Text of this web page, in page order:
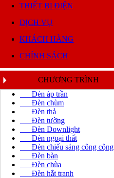
THIẾT BỊ ĐIỆN
DỊCH VỤ
KHÁCH HÀNG
CHÍNH SÁCH
CHƯƠNG TRÌNH
Đèn áp trần
Đèn chùm
Đèn thả
Đèn tường
Đèn Downlight
Đèn ngoại thất
Đèn chiếu sáng công cộng
Đèn bàn
Đèn chùa
Đèn hắt tranh